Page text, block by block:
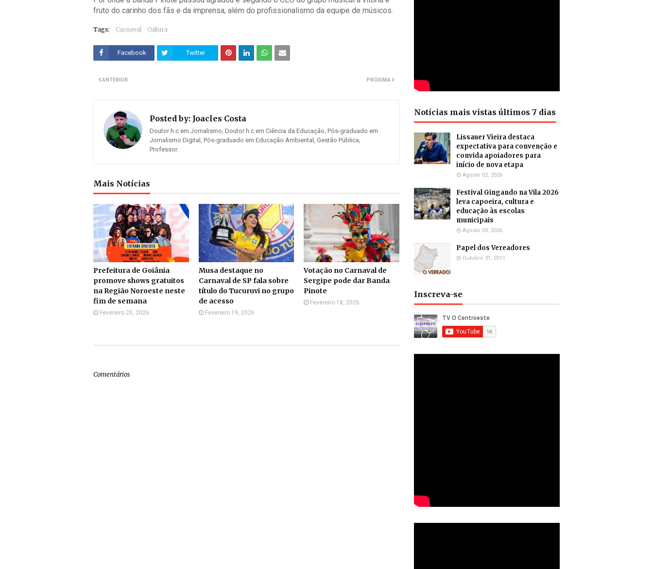
fruto do carinho dos fãs e da imprensa, além do profissionalismo da equipe de músicos.
Tags: Carnaval Cultura
Facebook Twitter
PRÓXIMA
ANTERIOR
Posted by: Joacles Costa
Doutor h.c em Jornalismo, Doutor h.c em Ciência da Educação, Pós-graduado em
Jornalismo Digital, Pós-graduado em Educação Ambiental, Gestão Pública,
Professor.
Mais Notícias
Prefeitura de Goiânia
promove shows gratuitos
na Região Noroeste neste
fim de semana
Fevereiro 20, 2026
Musa destaque no
Carnaval de SP fala sobre
título do Tucuruvi no grupo
de acesso
Fevereiro 19, 2026
Votação no Carnaval de
Sergipe pode dar Banda
Pinote
Fevereiro 18, 2026
Comentários
Notícias mais vistas últimos 7 dias
Lissauer Vieira destaca
expectativa para convenção e
convida apoiadores para
início de nova etapa
Agosto 02, 2026
Festival Gingando na Vila 2026
leva capoeira, cultura e
educação às escolas
municipais
Agosto 03, 2026
Papel dos Vereadores
Outubro 31, 2011
Inscreva-se